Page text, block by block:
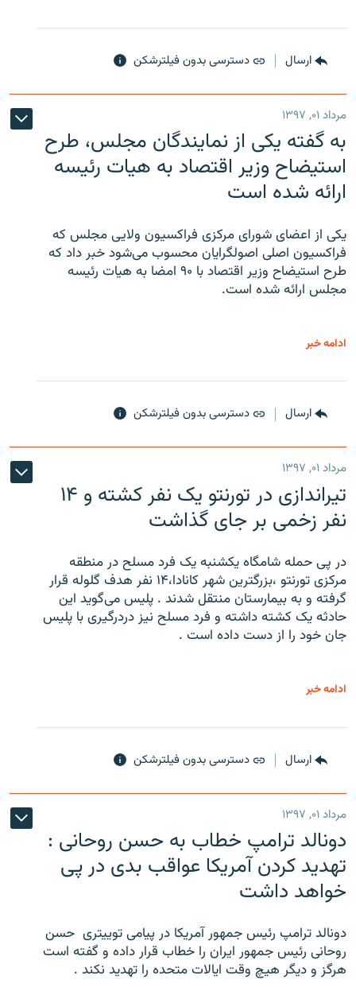
ارسال دسترسی بدون فیلترشکن
مرداد ۰۱, ۱۳۹۷
به گفته یکی از نمایندگان مجلس، طرح
استیضاح وزیر اقتصاد به هیات رئیسه
ارائه شده است
یکی از اعضای شورای مرکزی فراکسیون ولایی مجلس که
فراکسیون اصلی اصولگرایان محسوب می‌شود خبر داد که
طرح استیضاح وزیر اقتصاد با ۹۰ امضا به هیات رئیسه
مجلس ارائه شده است.
ادامه خبر
ارسال دسترسی بدون فیلترشکن
مرداد ۰۱, ۱۳۹۷
تیراندازی در تورنتو یک نفر کشته و ۱۴
نفر زخمی بر جای گذاشت
در پی حمله شامگاه یکشنبه یک فرد مسلح در منطقه
مرکزی تورنتو ،‌بزرگترین شهر کانادا،۱۴ نفر هدف گلوله قرار
گرفته و به بیمارستان منتقل شدند . پلیس می‌گوید این
حادثه یک کشته داشته و فرد مسلح نیز دردرگیری با پلیس
جان خود را از دست داده است .
ادامه خبر
ارسال دسترسی بدون فیلترشکن
مرداد ۰۱, ۱۳۹۷
دونالد ترامپ خطاب به حسن روحانی :
تهدید کردن آمریکا عواقب بدی در پی
خواهد داشت
دونالد ترامپ رئیس جمهور آمریکا در پیامی توییتری ‌ حسن
روحانی رئیس جمهور ایران را خطاب قرار داده و گفته است
هرگز و دیگر هیچ وقت ایالات متحده را تهدید نکند .